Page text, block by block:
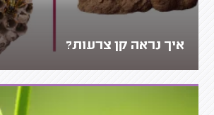
איך נראה קן צרעות?